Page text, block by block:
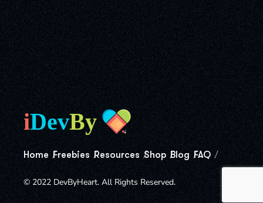
Home Freebies Resources Shop Blog FAQ
© 2022 DevByHeart. All Rights Reserved.